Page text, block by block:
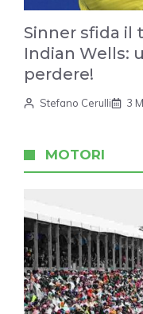
Sinner sfida il
Indian Wells:
perdere!
Stefano Cerulli 3
MOTORI